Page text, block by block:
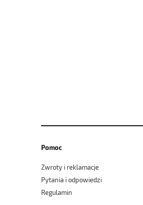
Pomoc
Zwroty i reklamacje
Pytania i odpowiedzi
Regulamin